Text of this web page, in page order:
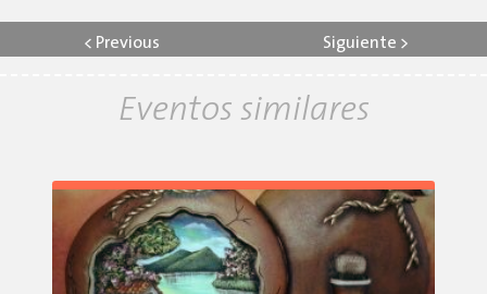
< Previous Siguiente >
Eventos similares